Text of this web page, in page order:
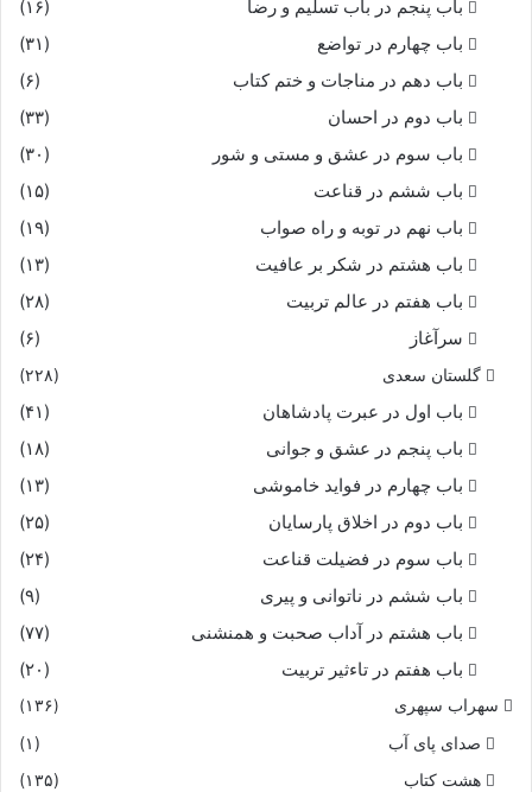
باب پنجم در باب تسلیم و رضا
(۱۶)
باب چهارم در تواضع
(۳۱)
باب دهم در مناجات و ختم کتاب
(۶)
باب دوم در احسان
(۳۳)
باب سوم در عشق و مستی و شور
(۳۰)
باب ششم در قناعت
(۱۵)
باب نهم در توبه و راه صواب
(۱۹)
باب هشتم در شکر بر عافیت
(۱۳)
باب هفتم در عالم تربیت
(۲۸)
سرآغاز
(۶)
گلستان سعدی (۲۲۸)
باب اول در عبرت پادشاهان
(۴۱)
باب پنجم در عشق و جوانى
(۱۸)
باب چهارم در فواید خاموشى
(۱۳)
باب دوم در اخلاق پارسایان
(۲۵)
باب سوم در فضیلت قناعت
(۲۴)
باب ششم در ناتوانى و پیرى
(۹)
باب هشتم در آداب صحبت و همنشنى
(۷۷)
باب هفتم در تاءثیر تربیت
(۲۰)
سهراب سپهری (۱۳۶)
صدای پای آب
(۱)
هشت کتاب
(۱۳۵)